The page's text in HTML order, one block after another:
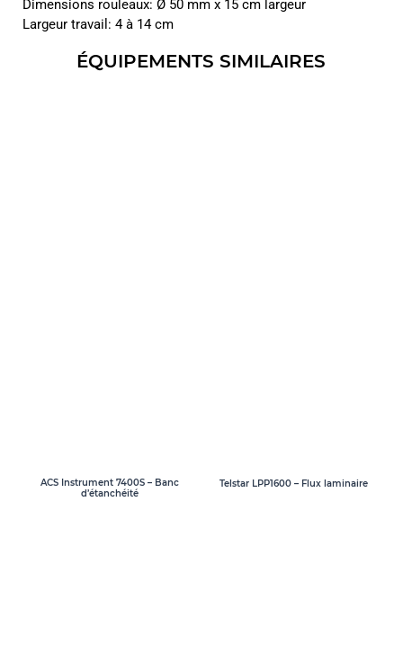
Dimensions rouleaux: Ø 50 mm x 15 cm largeur
Largeur travail: 4 à 14 cm
ÉQUIPEMENTS SIMILAIRES
ACS Instrument 7400S – Banc
d’étanchéité
Telstar LPP1600 – Flux laminaire